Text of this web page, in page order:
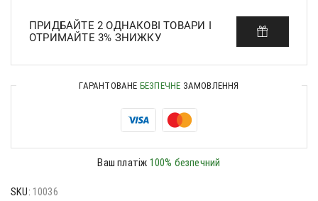
ПРИДБАЙТЕ 2 ОДНАКОВІ ТОВАРИ І
ОТРИМАЙТЕ 3% ЗНИЖКУ
ГАРАНТОВАНЕ БЕЗПЕЧНЕ ЗАМОВЛЕННЯ
Ваш платіж 100% безпечний
SKU: 10036